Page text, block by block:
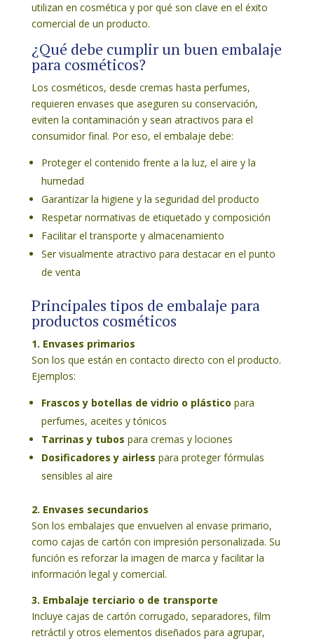
utilizan en cosmética y por qué son clave en el éxito
comercial de un producto.
¿Qué debe cumplir un buen embalaje
para cosméticos?
Los cosméticos, desde cremas hasta perfumes,
requieren envases que aseguren su conservación,
eviten la contaminación y sean atractivos para el
consumidor final. Por eso, el embalaje debe:
Proteger el contenido frente a la luz, el aire y la
humedad
Garantizar la higiene y la seguridad del producto
Respetar normativas de etiquetado y composición
Facilitar el transporte y almacenamiento
Ser visualmente atractivo para destacar en el punto
de venta
Principales tipos de embalaje para
productos cosméticos
1. Envases primarios
Son los que están en contacto directo con el producto.
Ejemplos:
Frascos y botellas de vidrio o plástico para
perfumes, aceites y tónicos
Tarrinas y tubos para cremas y lociones
Dosificadores y airless para proteger fórmulas
sensibles al aire
2. Envases secundarios
Son los embalajes que envuelven al envase primario,
como cajas de cartón con impresión personalizada. Su
función es reforzar la imagen de marca y facilitar la
información legal y comercial.
3. Embalaje terciario o de transporte
Incluye cajas de cartón corrugado, separadores, film
retráctil y otros elementos diseñados para agrupar,